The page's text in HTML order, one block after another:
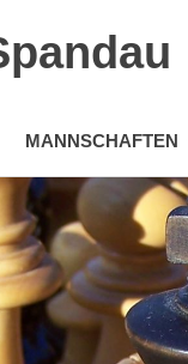
MANNSCHAFTEN